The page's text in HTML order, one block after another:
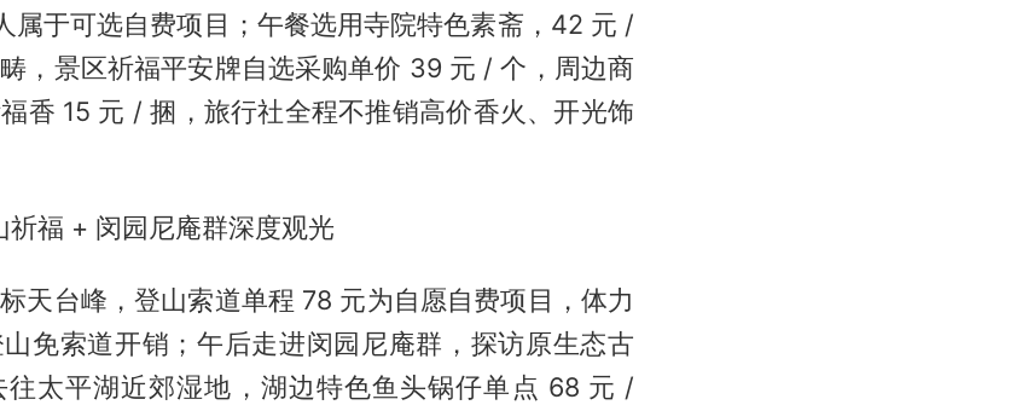
属于可选自费项目；午餐选用寺院特色素斋，42 元 /
，景区祈福平安牌自选采购单价 39 元 / 个，周边商
香 15 元 / 捆，旅行社全程不推销高价香火、开光饰
福 + 闵园尼庵群深度观光
天台峰，登山索道单程 78 元为自愿自费项目，体力
免索道开销；午后走进闵园尼庵群，探访原生态古
往太平湖近郊湿地，湖边特色鱼头锅仔单点 68 元 /